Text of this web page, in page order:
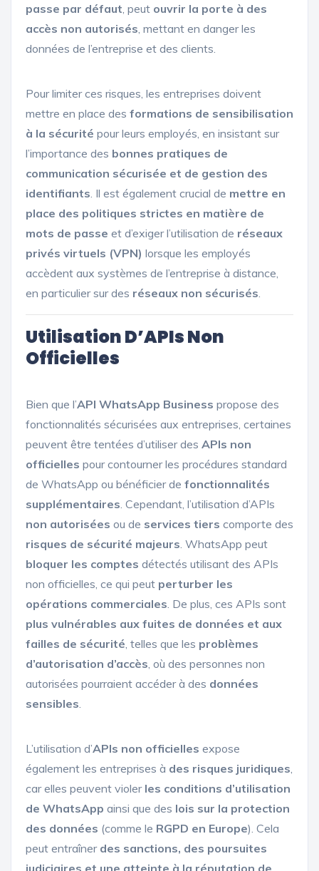
passe par défaut, peut ouvrir la porte à des
accès non autorisés, mettant en danger les
données de l’entreprise et des clients.
Pour limiter ces risques, les entreprises doivent
mettre en place des formations de sensibilisation
à la sécurité pour leurs employés, en insistant sur
l’importance des bonnes pratiques de
communication sécurisée et de gestion des
identifiants. Il est également crucial de mettre en
place des politiques strictes en matière de
mots de passe et d’exiger l’utilisation de réseaux
privés virtuels (VPN) lorsque les employés
accèdent aux systèmes de l’entreprise à distance,
en particulier sur des réseaux non sécurisés.
Utilisation D’APIs Non
Officielles
Bien que l’API WhatsApp Business propose des
fonctionnalités sécurisées aux entreprises, certaines
peuvent être tentées d’utiliser des APIs non
officielles pour contourner les procédures standard
de WhatsApp ou bénéficier de fonctionnalités
supplémentaires. Cependant, l’utilisation d’APIs
non autorisées ou de services tiers comporte des
risques de sécurité majeurs. WhatsApp peut
bloquer les comptes détectés utilisant des APIs
non officielles, ce qui peut perturber les
opérations commerciales. De plus, ces APIs sont
plus vulnérables aux fuites de données et aux
failles de sécurité, telles que les problèmes
d’autorisation d’accès, où des personnes non
autorisées pourraient accéder à des données
sensibles.
L’utilisation d’APIs non officielles expose
également les entreprises à des risques juridiques,
car elles peuvent violer les conditions d’utilisation
de WhatsApp ainsi que des lois sur la protection
des données (comme le RGPD en Europe). Cela
peut entraîner des sanctions, des poursuites
judiciaires et une atteinte à la réputation de